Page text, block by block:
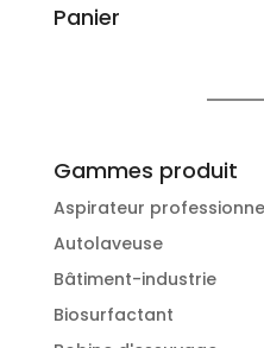
Panier
Gammes produit
Aspirateur
Autolaveuse
Bâtiment-industrie
Biosurfactant